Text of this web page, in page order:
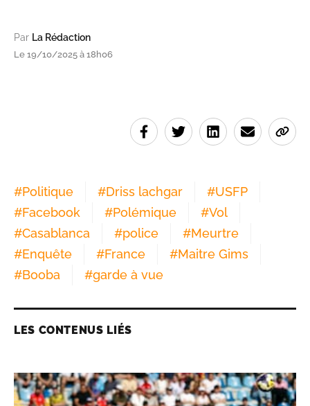
Par La Rédaction
Le 19/10/2025 à 18h06
#Politique #Driss lachgar #USFP
#Facebook #Polémique #Vol
#Casablanca #police #Meurtre
#Enquête #France #Maitre Gims
#Booba #garde à vue
LES CONTENUS LIÉS